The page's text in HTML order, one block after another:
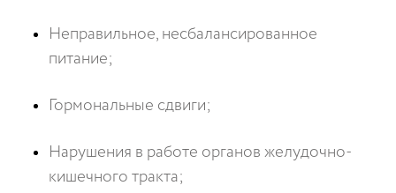
Неправильное, несбалансированное
питание;
Гормональные сдвиги;
Нарушения в работе органов желудочно-
кишечного тракта;